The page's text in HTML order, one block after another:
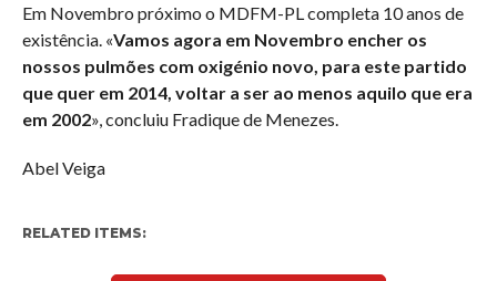
Em Novembro próximo o MDFM-PL completa 10 anos de
existência. «Vamos agora em Novembro encher os
nossos pulmões com oxigénio novo, para este partido
que quer em 2014, voltar a ser ao menos aquilo que era
em 2002», concluiu Fradique de Menezes.
Abel Veiga
RELATED ITEMS: